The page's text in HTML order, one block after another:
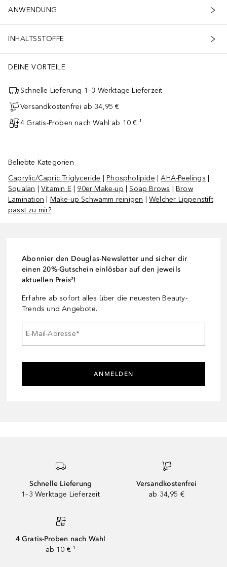
ANWENDUNG
INHALTSSTOFFE
DEINE VORTEILE
Schnelle Lieferung 1–3 Werktage Lieferzeit
Versandkostenfrei ab 34,95 €
4 Gratis-Proben nach Wahl ab 10 € ¹
Beliebte Kategorien
Caprylic/Capric Triglyceride |Phospholipide |AHA-Peelings
Squalan |Vitamin E| 90er Make-up |Soap Brows |Brow
Lamination
Make-up Schwamm reinigen |Welcher Lippenstift
passt zu mir?
Abonnier den Douglas-Newsletter und sicher dir
einen 20%-Gutschein einlösbar auf den jeweils
aktuellen Preis²!
Erfahre ab sofort alles über die neuesten Beauty-
Trends und Angebote.
E-Mail-Adresse*
ANMELDEN
Schnelle Lieferung
1–3 Werktage Lieferzeit
Versandkostenfrei
ab 34,95 €
4 Gratis-Proben nach Wahl
ab 10 € ¹